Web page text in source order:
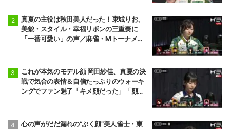
真夏の主役は秋田美人だった！東城りお、
美貌・スタイル・幸福リボンの三重奏に
「一番可愛い」の声／麻雀・Mトーナメン
これが本気のモデル顔 岡田紗佳、真夏の決
戦で気合の表情＆自信たっぷりのウォーキ
ングでファン魅了「キメ顔だった」「顔小
心の声がだだ漏れの“ぷく顔”美人雀士・東